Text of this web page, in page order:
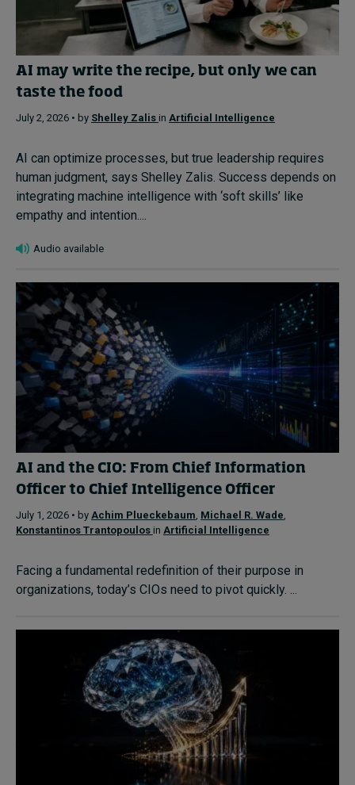
AI may write the recipe, but only we can
taste the food
July 2, 2026 • by Shelley Zalis in Artificial Intelligence
AI can optimize processes, but true leadership requires
human judgment, says Shelley Zalis. Success depends on
integrating machine intelligence with ‘soft skills’ like
empathy and intention....
Audio available
AI and the CIO: From Chief Information
Officer to Chief Intelligence Officer
July 1, 2026 • by Achim Plueckebaum Michael R. Wade
Konstantinos Trantopoulos in Artificial Intelligence
Facing a fundamental redefinition of their purpose in
organizations, today’s CIOs need to pivot quickly. ...